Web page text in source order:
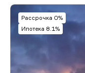
Рассрочка 0%
Ипотека 8.1%